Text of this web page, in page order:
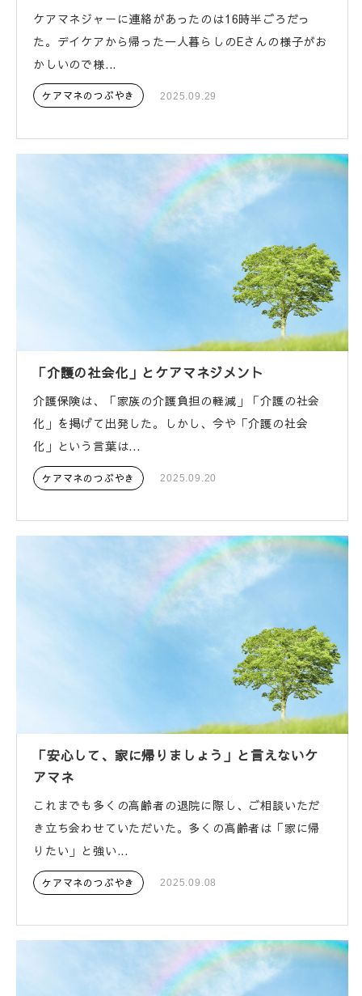
ケアマネジャーに連絡があったのは16時半ごろだっ
た。デイケアから帰った一人暮らしのEさんの様子がお
かしいので様...
ケアマネのつぶやき 2025.09.29
「介護の社会化」とケアマネジメント
介護保険は、「家族の介護負担の軽減」「介護の社会
化」を掲げて出発した。しかし、今や「介護の社会
化」という言葉は...
ケアマネのつぶやき 2025.09.20
「安心して、家に帰りましょう」と言えないケ
アマネ
これまでも多くの高齢者の退院に際し、ご相談いただ
き立ち会わせていただいた。多くの高齢者は「家に帰
りたい」と強い...
ケアマネのつぶやき 2025.09.08